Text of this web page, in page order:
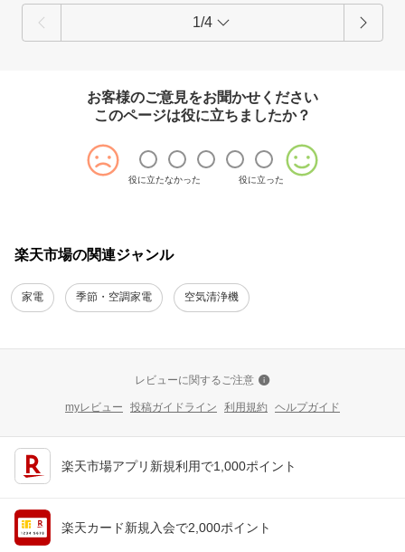
メーカーと共有させていただき、説明書への追記等検討させていただき
ます。
1/4
お客様のご意見をお聞かせください
このページは役に立ちましたか？
役に立たなかった 役に立った
楽天市場の関連ジャンル
家電 季節・空調家電 空気清浄機
レビューに関するご注意
myレビュー 投稿ガイドライン 利用規約 ヘルプガイド
楽天市場アプリ新規利用で1,000ポイント
楽天カード新規入会で2,000ポイント